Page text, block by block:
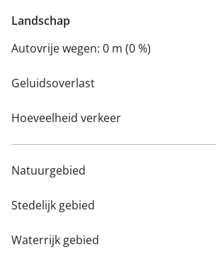
Landschap
Autovrije wegen: 0 m (0 %)
Geluidsoverlast
Hoeveelheid verkeer
Natuurgebied
Stedelijk gebied
Waterrijk gebied